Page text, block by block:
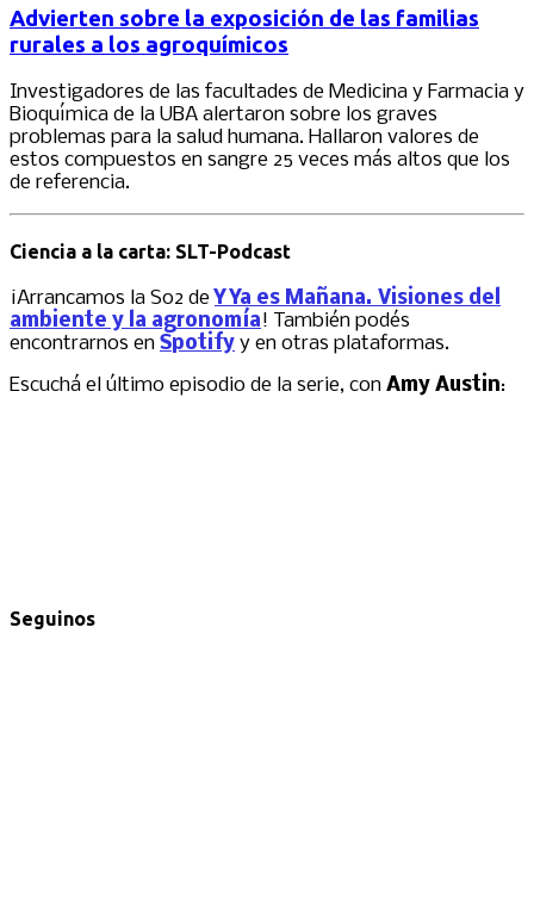
Advierten sobre la exposición de las familias
rurales a los agroquímicos
Investigadores de las facultades de Medicina y Farmacia y
Bioquímica de la UBA alertaron sobre los graves
problemas para la salud humana. Hallaron valores de
estos compuestos en sangre 25 veces más altos que los
de referencia.
Ciencia a la carta: SLT-Podcast
¡Arrancamos la S02 de Y Ya es Mañana. Visiones del
ambiente y la agronomía! También podés
encontrarnos en Spotify y en otras plataformas.
Escuchá el último episodio de la serie, con Amy Austin:
Seguinos